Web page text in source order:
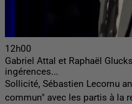
12h00
Gabriel Attal et Raphaël
ingérences...
Sollicité, Sébastien Lecornu
commun" avec les partis à la